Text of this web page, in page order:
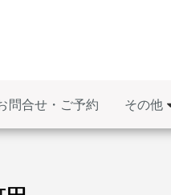
問合せ・ご予約 その他